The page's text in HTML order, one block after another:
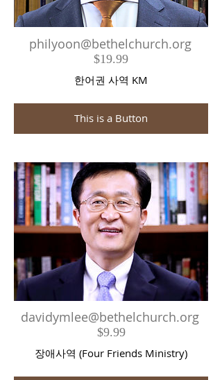
philyoon@bethelchurch.org
$19.99
한어권 사역 KM
This is a Button
​davidymlee@bethelchurch.org
$9.99
장애사역 (Four Friends Ministry)